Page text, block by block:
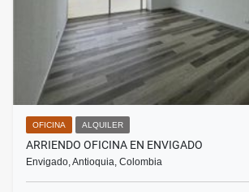
OFICINA ALQUILER
ARRIENDO OFICINA EN ENVIGADO
Envigado, Antioquia, Colombia